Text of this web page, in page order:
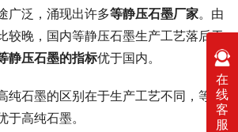
广泛，涌现出许多等静压石墨厂家。由
较晚，国内等静压石墨生产工艺落后于
静压石墨的指标优于国内。
纯石墨的区别在于生产工艺不同，等静
于高纯石墨。
在
线
客
服